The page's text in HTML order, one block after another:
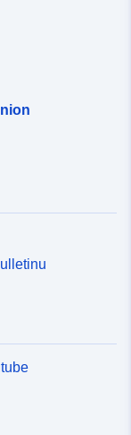
88u/dataset/
services